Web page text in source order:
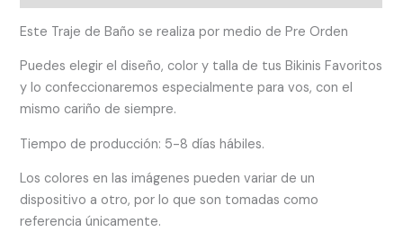
Este Traje de Baño se realiza por medio de Pre Orden
Puedes elegir el diseño, color y talla de tus Bikinis Favoritos
y lo confeccionaremos especialmente para vos, con el
mismo cariño de siempre.
Tiempo de producción: 5-8 días hábiles.
Los colores en las imágenes pueden variar de un
dispositivo a otro, por lo que son tomadas como
referencia únicamente.